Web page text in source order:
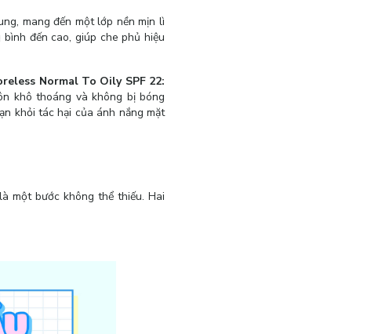
mang đến một lớp nền mịn lì
đến cao, giúp che phủ hiệu
Normal To Oily SPF 22:
khô thoáng và không bị bóng
khỏi tác hại của ánh nắng mặt
một bước không thể thiếu. Hai